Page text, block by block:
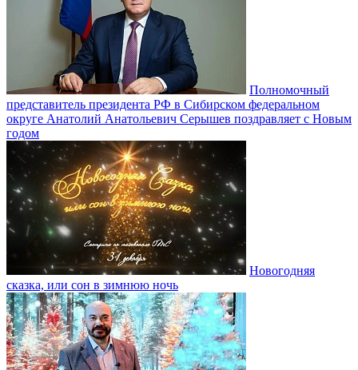
Полномочный
представитель президента РФ в Сибирском федеральном
округе Анатолий Анатольевич Серышев поздравляет с Новым
годом
Новогодняя
сказка, или сон в зимнюю ночь